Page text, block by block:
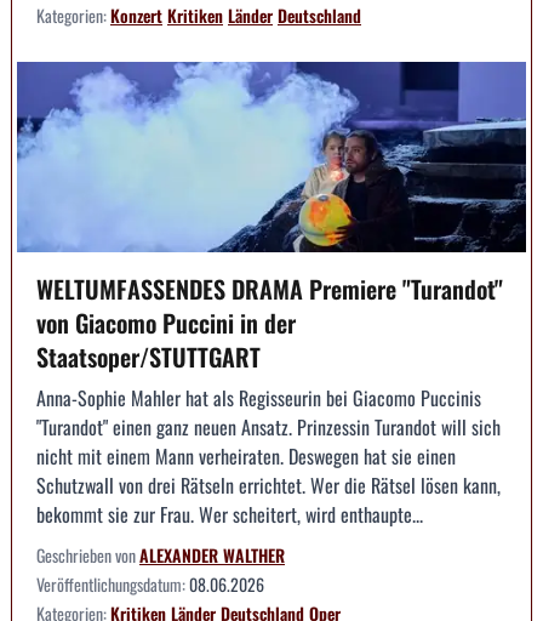
Kategorien:KonzertKritikenLänderDeutschland
WELTUMFASSENDES DRAMA Premiere "Turandot"
von Giacomo Puccini in der
Staatsoper/STUTTGART
Anna-Sophie Mahler hat als Regisseurin bei Giacomo Puccinis
"Turandot" einen ganz neuen Ansatz. Prinzessin Turandot will sich
nicht mit einem Mann verheiraten. Deswegen hat sie einen
Schutzwall von drei Rätseln errichtet. Wer die Rätsel lösen kann,
bekommt sie zur Frau. Wer scheitert, wird enthaupte...
Geschrieben vonALEXANDER WALTHER
Veröffentlichungsdatum:08.06.2026
Kategorien:KritikenLänderDeutschlandOper